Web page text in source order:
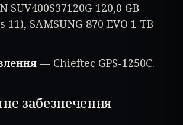
SUV400S37120G 120,0 GB
SAMSUNG 870 EVO 1 TB
— Chieftec GPS-1250C.
забезпечення